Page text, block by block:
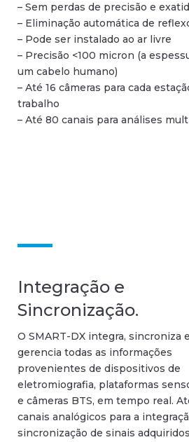
– Sem perdas de precisão e
– Eliminação automática de
– Pode ser instalado ao ar livre
– Precisão <100 micron (a
um cabelo humano)
– Até 16 câmeras para cada
trabalho
– Até 80 canais para análises
Integração e
Sincronização.
O SMART-DX integra, sincroniza e
gerencia todas as informações
provenientes de dispositivos de
eletromiografia, plataformas
e câmeras BTS, em tempo real.
canais analógicos para a
sincronização de sinais